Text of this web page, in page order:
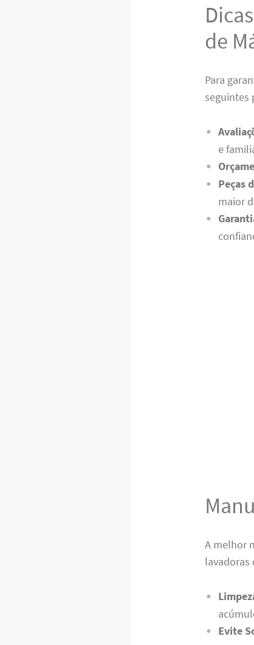
de
Para
seguintes
e
Peças
maior
A melhor
lavadoras
Evite